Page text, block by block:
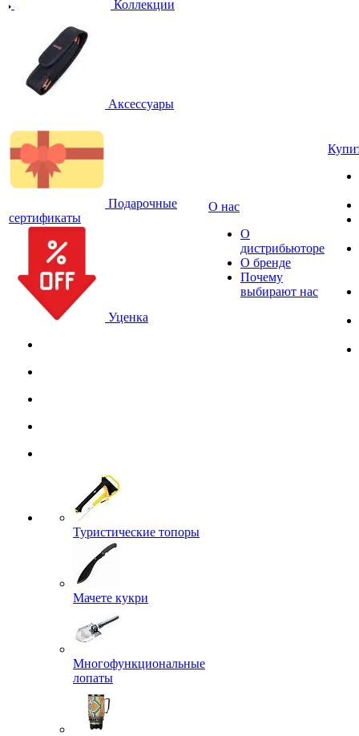
Коллекции
Аксессуары
Подарочные
сертификаты
Уценка
Туристические топоры
Мачете кукри
Многофункциональные
лопаты
О нас
О
дистрибьюторе
О бренде
Почему
выбирают нас